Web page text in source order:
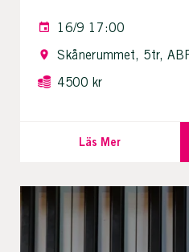
16/9 17:00
Skånerummet, 5tr,
4500 kr
Läs Mer